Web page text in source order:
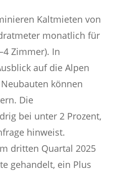
Kaltmieten von
monatlich für
Zimmer). In
auf die Alpen
können
Die
bei unter 2 Prozent,
hinweist.
dritten Quartal 2025
gehandelt, ein Plus